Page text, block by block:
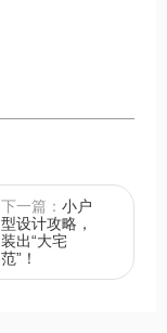
下一篇： 小户
型设计攻略，
装出“大宅
范”！